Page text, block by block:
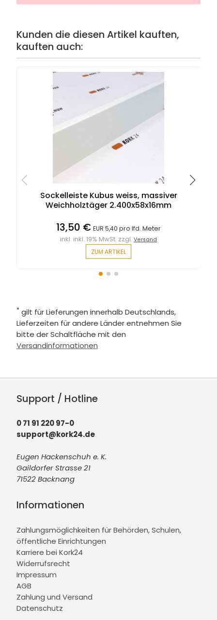
Kunden die diesen Artikel kauften,
kauften auch:
Sockelleiste Kubus weiss, massiver
Weichholztäger 2.400x58x16mm
13,50 € EUR 5,40 pro lfd. Meter
inkl. inkl. 19% MwSt. zzgl.Versand
ZUM ARTIKEL
* gilt für Lieferungen innerhalb Deutschlands,
Lieferzeiten für andere Länder entnehmen Sie
bitte der Schaltfläche mit den
Versandinformationen
Support / Hotline
0 71 91 220 97-0
support@kork24.de
Eugen Hackenschuh e. K.
Gaildorfer Strasse 21
71522 Backnang
Informationen
Zahlungsmöglichkeiten für Behörden, Schulen,
öffentliche Einrichtungen
Karriere bei Kork24
Widerrufsrecht
Impressum
AGB
Zahlung und Versand
Datenschutz